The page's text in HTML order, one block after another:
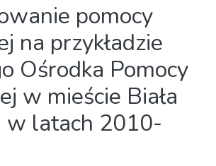
pomocy
na przykładzie
Ośrodka Pomocy
w mieście Biała
w latach 2010-